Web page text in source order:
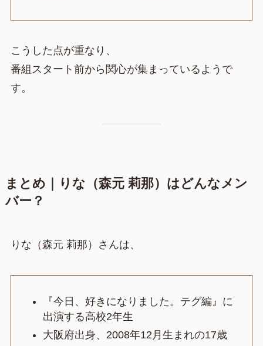
こうした点が重なり、
番組スタート前から関心が集まっているようで
す。
まとめ｜りな（森元 莉那）はどんなメン
バー？
りな（森元 莉那）さんは、
『今日、好きになりました。テグ編』に
出演する高校2年生
大阪府出身、2008年12月生まれの17歳